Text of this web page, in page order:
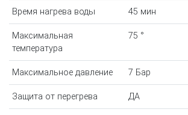
Время нагрева воды 45 мин
Максимальная
температура
75 °
Максимальное давление 7 Бар
Защита от перегрева ДА